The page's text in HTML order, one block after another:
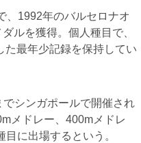
、1992年のバルセロナオ
ルを獲得。個人種目で、
た最年少記録を保持してい
シンガポールで開催され
メドレー、400mメドレ
に出場するという。